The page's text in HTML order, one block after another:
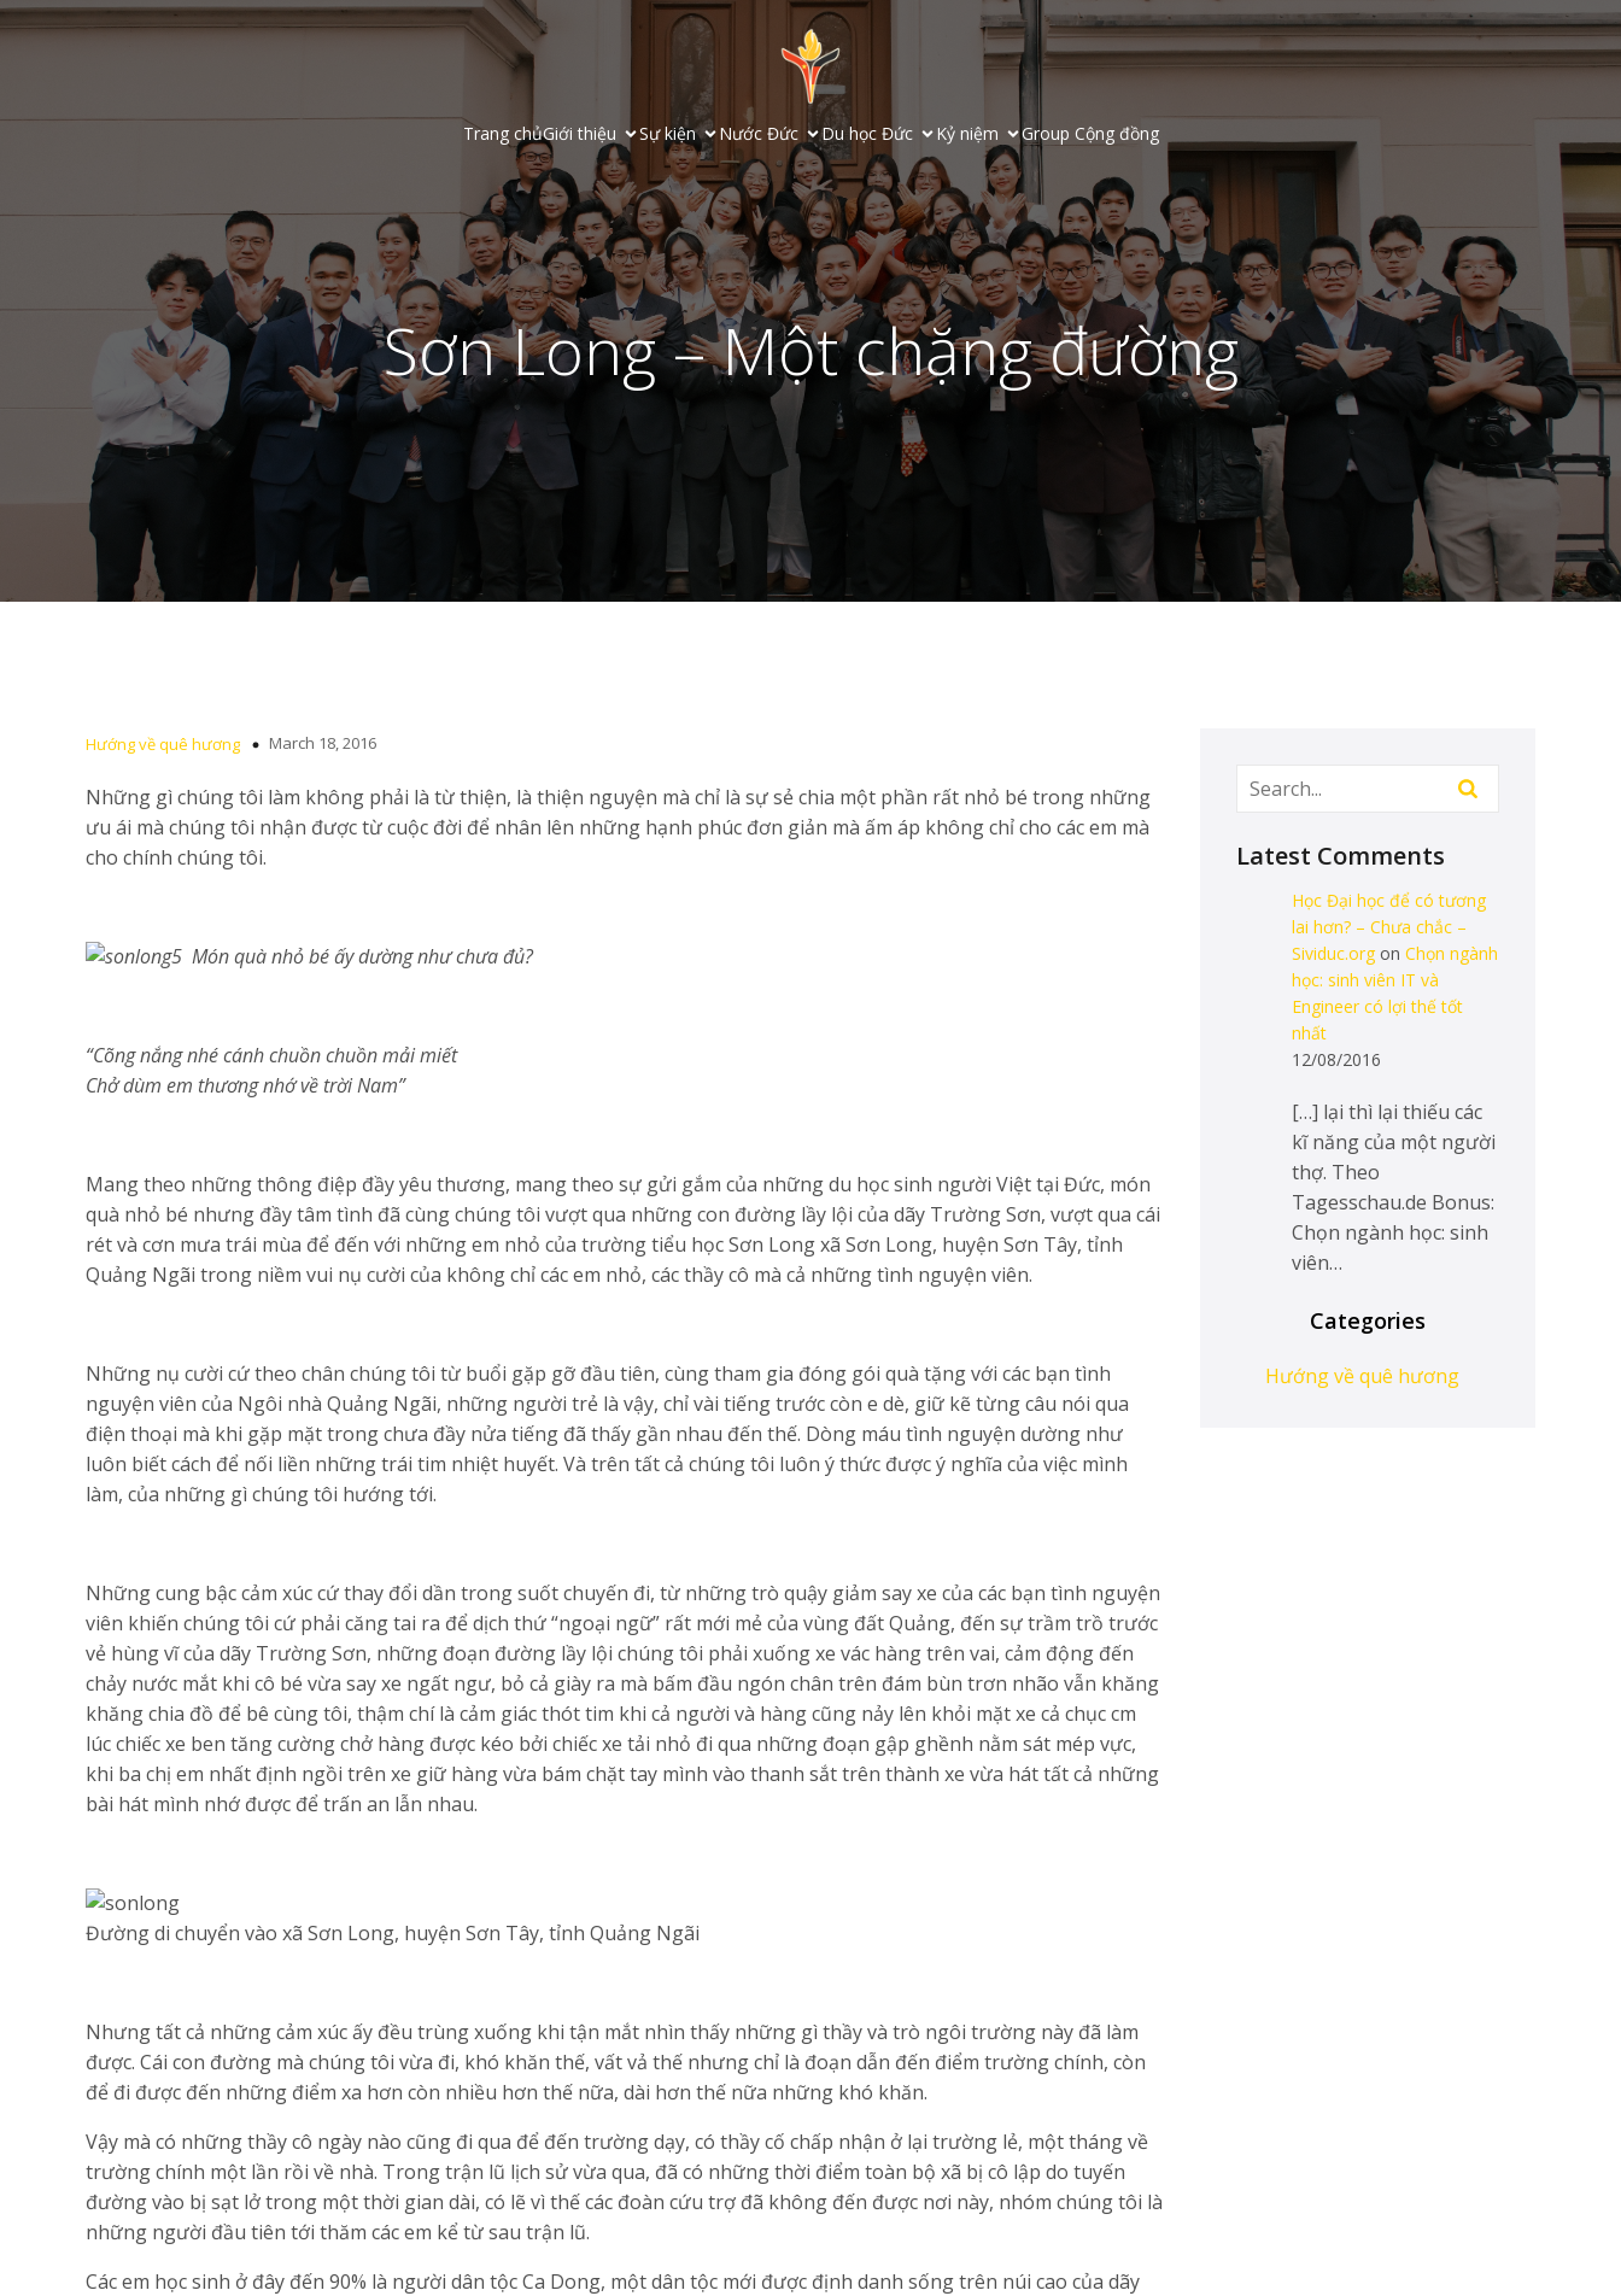
Trang chủGiới thiệu Sự kiện Nước Đức Du học Đức Kỷ niệm Group Cộng đồng
Sơn Long – Một chặng đường
Hướng về quê hương March 18, 2016
Những gì chúng tôi làm không phải là từ thiện, là thiện nguyện mà chỉ là sự sẻ chia một phần rất nhỏ bé trong những
ưu ái mà chúng tôi nhận được từ cuộc đời để nhân lên những hạnh phúc đơn giản mà ấm áp không chỉ cho các em mà
cho chính chúng tôi.
Món quà nhỏ bé ấy dường như chưa đủ?
“Cõng nắng nhé cánh chuồn chuồn mải miết
Chở dùm em thương nhớ về trời Nam”
Mang theo những thông điệp đầy yêu thương, mang theo sự gửi gắm của những du học sinh người Việt tại Đức, món
quà nhỏ bé nhưng đầy tâm tình đã cùng chúng tôi vượt qua những con đường lầy lội của dãy Trường Sơn, vượt qua cái
rét và cơn mưa trái mùa để đến với những em nhỏ của trường tiểu học Sơn Long xã Sơn Long, huyện Sơn Tây, tỉnh
Quảng Ngãi trong niềm vui nụ cười của không chỉ các em nhỏ, các thầy cô mà cả những tình nguyện viên.
Những nụ cười cứ theo chân chúng tôi từ buổi gặp gỡ đầu tiên, cùng tham gia đóng gói quà tặng với các bạn tình
nguyện viên của Ngôi nhà Quảng Ngãi, những người trẻ là vậy, chỉ vài tiếng trước còn e dè, giữ kẽ từng câu nói qua
điện thoại mà khi gặp mặt trong chưa đầy nửa tiếng đã thấy gần nhau đến thế. Dòng máu tình nguyện dường như
luôn biết cách để nối liền những trái tim nhiệt huyết. Và trên tất cả chúng tôi luôn ý thức được ý nghĩa của việc mình
làm, của những gì chúng tôi hướng tới.
Những cung bậc cảm xúc cứ thay đổi dần trong suốt chuyến đi, từ những trò quậy giảm say xe của các bạn tình nguyện
viên khiến chúng tôi cứ phải căng tai ra để dịch thứ “ngoại ngữ” rất mới mẻ của vùng đất Quảng, đến sự trầm trồ trước
vẻ hùng vĩ của dãy Trường Sơn, những đoạn đường lầy lội chúng tôi phải xuống xe vác hàng trên vai, cảm động đến
chảy nước mắt khi cô bé vừa say xe ngất ngư, bỏ cả giày ra mà bấm đầu ngón chân trên đám bùn trơn nhão vẫn khăng
khăng chia đồ để bê cùng tôi, thậm chí là cảm giác thót tim khi cả người và hàng cũng nảy lên khỏi mặt xe cả chục cm
lúc chiếc xe ben tăng cường chở hàng được kéo bởi chiếc xe tải nhỏ đi qua những đoạn gập ghềnh nằm sát mép vực,
khi ba chị em nhất định ngồi trên xe giữ hàng vừa bám chặt tay mình vào thanh sắt trên thành xe vừa hát tất cả những
bài hát mình nhớ được để trấn an lẫn nhau.
Đường di chuyển vào xã Sơn Long, huyện Sơn Tây, tỉnh Quảng Ngãi
Nhưng tất cả những cảm xúc ấy đều trùng xuống khi tận mắt nhìn thấy những gì thầy và trò ngôi trường này đã làm
được. Cái con đường mà chúng tôi vừa đi, khó khăn thế, vất vả thế nhưng chỉ là đoạn dẫn đến điểm trường chính, còn
để đi được đến những điểm xa hơn còn nhiều hơn thế nữa, dài hơn thế nữa những khó khăn.
Vậy mà có những thầy cô ngày nào cũng đi qua để đến trường dạy, có thầy cố chấp nhận ở lại trường lẻ, một tháng về
trường chính một lần rồi về nhà. Trong trận lũ lịch sử vừa qua, đã có những thời điểm toàn bộ xã bị cô lập do tuyến
đường vào bị sạt lở trong một thời gian dài, có lẽ vì thế các đoàn cứu trợ đã không đến được nơi này, nhóm chúng tôi là
những người đầu tiên tới thăm các em kể từ sau trận lũ.
Các em học sinh ở đây đến 90% là người dân tộc Ca Dong, một dân tộc mới được định danh sống trên núi cao của dãy
Latest Comments
Học Đại học để có tương
lai hơn? – Chưa chắc –
Sividuc.orgon Chọn ngành
học: sinh viên IT và
Engineer có lợi thế tốt
nhất
12/08/2016
[…] lại thì lại thiếu các
kĩ năng của một người
thợ. Theo
Tagesschau.de Bonus:
Chọn ngành học: sinh
viên…
Categories
Hướng về quê hương